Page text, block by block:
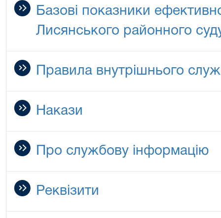
Базові показники
Лисянського районного
Правила внутрішнього
Накази
Про службову інформацію
Реквізити